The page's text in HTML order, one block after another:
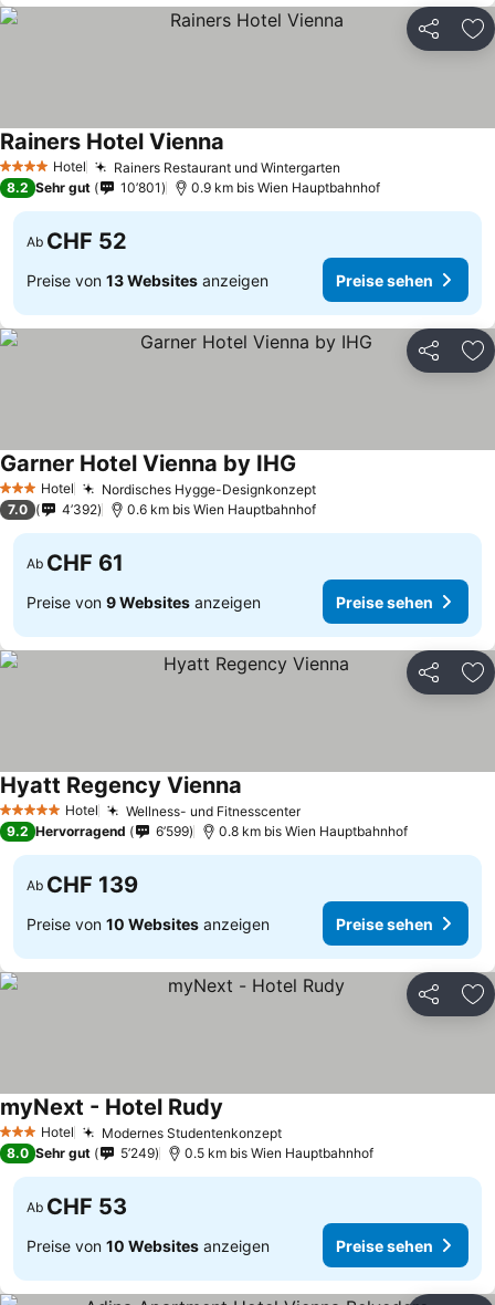
Teilen
4 Sterne Hotel Rainers Restaurant und Wintergarten
Rainers Hotel Vienna
8.2 Sehr gut 10’801 0.9 km bis Wien Hauptbahnhof
Ab CHF 52
Preise von 13 Websites anzeigen Preise sehen
Teilen
3 SterneHotel Nordisches Hygge-Designkonzept
Garner Hotel Vienna by IHG
7.0 4’392 0.6 km bis Wien Hauptbahnhof
Ab CHF 61
Preise von 9 Websites anzeigen Preise sehen
Teilen
5 Sterne Hotel Wellness- und Fitnesscenter
Hyatt Regency Vienna
9.2 Hervorragend 6’599 0.8 km bis Wien Hauptbahnhof
Ab CHF 139
Preise von 10 Websites anzeigen Preise sehen
Teilen
3 SterneHotel Modernes Studentenkonzept
myNext - Hotel Rudy
8.0 Sehr gut 5’249 0.5 km bis Wien Hauptbahnhof
Ab CHF 53
Preise von 10 Websites anzeigen Preise sehen